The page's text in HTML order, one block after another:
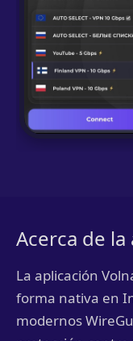
Acerca de
La aplicación
forma nativa en
modernos